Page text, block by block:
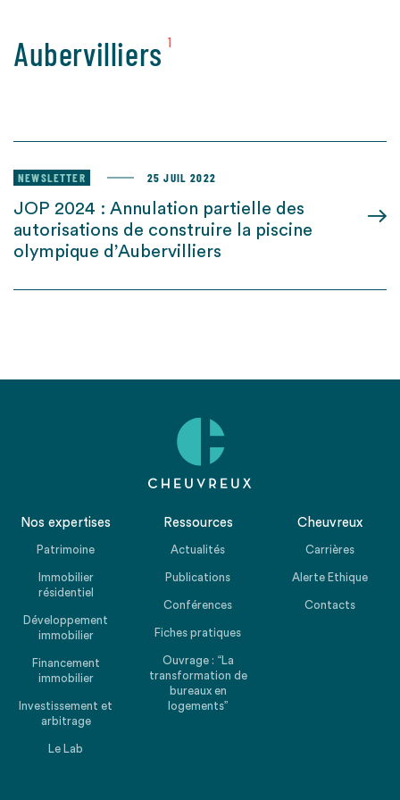
Aubervilliers 1
NEWSLETTER 25 JUIL 2022
JOP 2024 : Annulation partielle des
autorisations de construire la piscine
olympique d’Aubervilliers
Nos expertises
Patrimoine
Immobilier
résidentiel
Développement
immobilier
Financement
immobilier
Investissement et
arbitrage
Le Lab
Ressources
Actualités
Publications
Conférences
Fiches pratiques
Ouvrage : “La
transformation de
bureaux en
logements”
Cheuvreux
Carrières
Alerte Ethique
Contacts